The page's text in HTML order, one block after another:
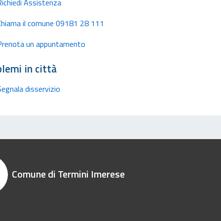
il comune 09181 28 111
un appuntamento
in città
disservizio
Comune di Termini Imerese